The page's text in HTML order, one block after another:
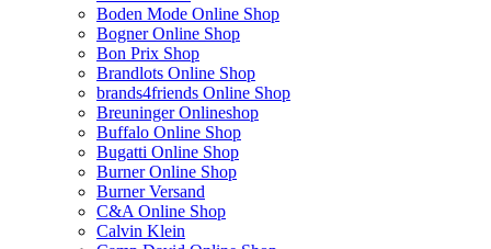
Boden Mode Online Shop
Bogner Online Shop
Bon Prix Shop
Brandlots Online Shop
brands4friends Online Shop
Breuninger Onlineshop
Buffalo Online Shop
Bugatti Online Shop
Burner Online Shop
Burner Versand
C&A Online Shop
Calvin Klein